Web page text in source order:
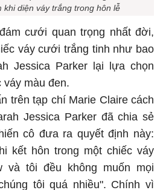
khi diện váy trắng trong hôn lễ
cưới quan trọng nhất đời,
váy cưới trắng tinh như bao
Jessica Parker lại lựa chọn
màu đen.
trên tạp chí Marie Claire cách
Jessica Parker đã chia sẻ
cô đưa ra quyết định này:
kết hôn trong một chiếc váy
và tôi đều không muốn mọi
tôi quá nhiều". Chính vì